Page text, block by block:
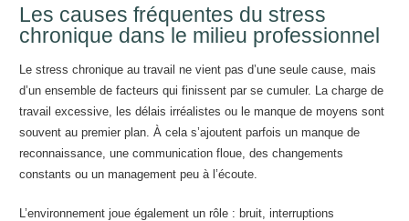
Les causes fréquentes du stress
chronique dans le milieu professionnel
Le stress chronique au travail ne vient pas d’une seule cause, mais
d’un ensemble de facteurs qui finissent par se cumuler. La charge de
travail excessive, les délais irréalistes ou le manque de moyens sont
souvent au premier plan. À cela s’ajoutent parfois un manque de
reconnaissance, une communication floue, des changements
constants ou un management peu à l’écoute.
L’environnement joue également un rôle : bruit, interruptions